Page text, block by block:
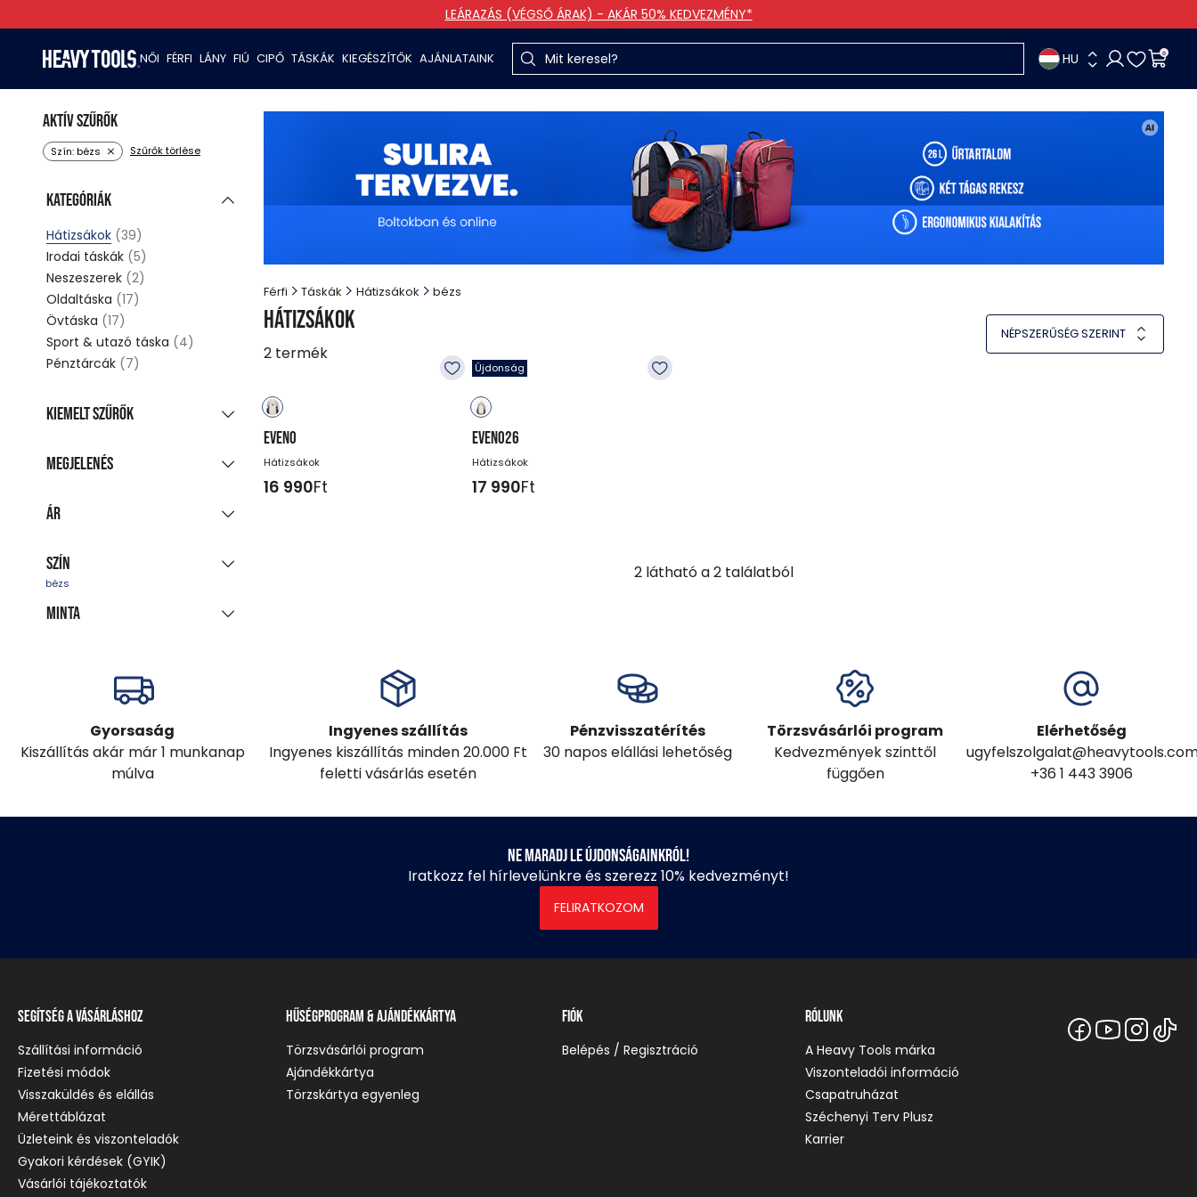
LEÁRAZÁS (VÉGSŐ ÁRAK) - AKÁR 50% KEDVEZMÉNY*
NŐI FÉRFI LÁNY FIÚ CIPŐ TÁSKÁK KIEGÉSZÍTŐK AJÁNLATAINK HU 0
Férfi Táskák Hátizsákok bézs
Hátizsákok
2 termék
NÉPSZERŰSÉG SZERINT
EVENO
Hátizsákok
16 990Ft
Újdonság
EVENO26
Hátizsákok
17 990Ft
2 látható a2 találatból
Aktív szűrők
Szín: bézs Szűrők törlése
Kategóriák
Hátizsákok (39)
Irodai táskák (5)
Neszeszerek (2)
Oldaltáska (17)
Övtáska (17)
Sport & utazó táska (4)
Pénztárcák (7)
Kiemelt szűrők
Megjelenés
Ár
Szín
fekete
Minta
Gyorsaság
Kiszállítás akár már 1 munkanap
múlva
Ingyenes szállítás
Ingyenes kiszállítás minden 20.000 Ft
feletti vásárlás esetén
Pénzvisszatérítés
30 napos elállási lehetőség
Törzsvásárlói program
Kedvezmények szinttől
függően
Elérhetőség
+36 1 443 3906
Ne maradj le újdonságainkról!
Iratkozz fel hírlevelünkre és szerezz 10% kedvezményt!
FELIRATKOZOM
Segítség a vásárláshoz
Szállítási információ
Fizetési módok
Visszaküldés és elállás
Mérettáblázat
Üzleteink és viszonteladók
Gyakori kérdések (GYIK)
Vásárlói tájékoztatók
Hűségprogram & Ajándékkártya
Törzsvásárlói program
Ajándékkártya
Törzskártya egyenleg
Fiók
Belépés / Regisztráció
Rólunk
A Heavy Tools márka
Viszonteladói információ
Csapatruházat
Széchenyi Terv Plusz
Karrier